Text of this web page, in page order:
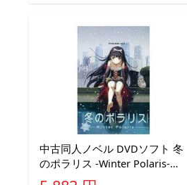
中古同人ノベル DVDソフト 冬
のポラリス -Winter Polaris-
[C93版] / ステージなな